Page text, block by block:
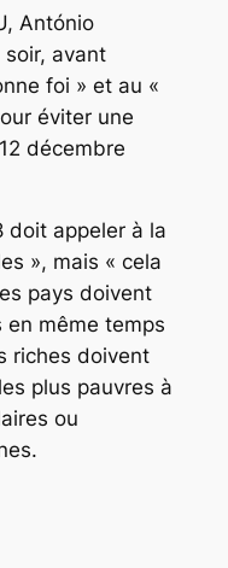
António
soir, avant
foi » et au «
éviter une
décembre
doit appeler à la
», mais « cela
pays doivent
même temps
riches doivent
plus pauvres à
ou